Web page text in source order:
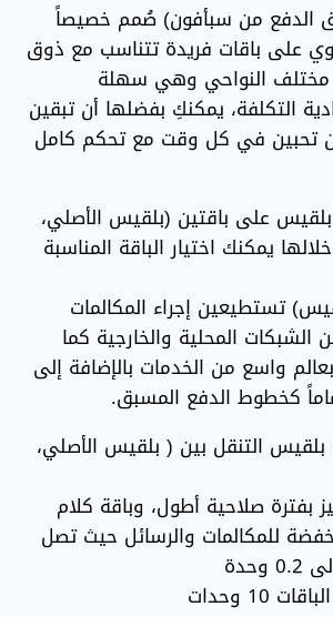
من سبأفون) صُمم خصيصاً
على باقات فريدة تتناسب مع ذوق
مختلف النواحي وهي سهلة
التكلفة، يمكنكِ بفضلها أن تبقين
تحبين في كل وقت مع تحكم كامل
على باقتين (بلقيس الأصلي،
يمكنك اختيار الباقة المناسبة
تستطيعين إجراء المكالمات
الشبكات المحلية والخارجية كما
واسع من الخدمات بالإضافة إلى
كخطوط الدفع المسبق.
التنقل بين ( بلقيس الأصلي،
بفترة صلاحية أطول، وباقة كلام
للمكالمات والرسائل حيث تصل
وحدات